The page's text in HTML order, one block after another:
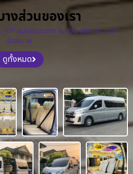
งส่วนของเรา
VIP แบบครบวงจร รถสวย บริการดี ราคา
มิตรภาพ
ดูทั้งหมด